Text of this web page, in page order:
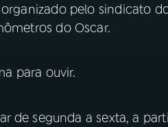
pelo sindicato
do Oscar.
para ouvir.
de segunda a sexta, a